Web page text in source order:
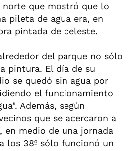
norte que mostró que lo
pileta de agua era, en
pintada de celeste.
del parque no sólo
pintura. El día de su
se quedó sin agua por
el funcionamiento
Además, según
que se acercaron a
en medio de una jornada
los 38º sólo funcionó un